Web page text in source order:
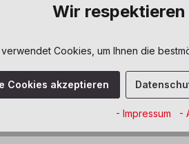
Gedichte"
gleichermaßen
werden dabei die sprachliche
Wir
Cookies, um Ihnen die
Cookies akzeptieren
- Impressum -